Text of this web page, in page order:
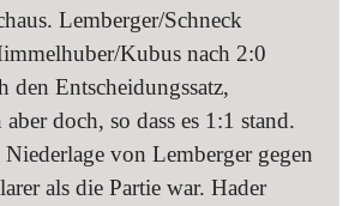
Lemberger/Schneck
Kubus nach 2:0
den Entscheidungssatz,
doch, so dass es 1:1 stand.
von Lemberger gegen
als die Partie war. Hader